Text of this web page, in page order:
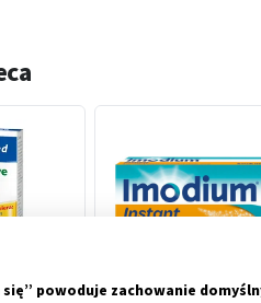
powoduje zachowanie